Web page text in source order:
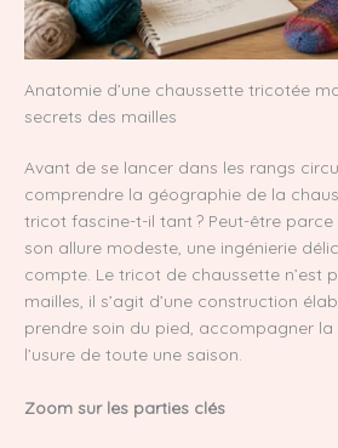
Anatomie d’une chaussette tricotée
secrets des mailles
Avant de se lancer dans les rangs
comprendre la géographie de la
tricot fascine-t-il tant ? Peut-être parce
son allure modeste, une ingénierie
compte. Le tricot de chaussette n’est
mailles, il s’agit d’une construction
prendre soin du pied, accompagner la
l’usure de toute une saison.
Zoom sur les parties clés